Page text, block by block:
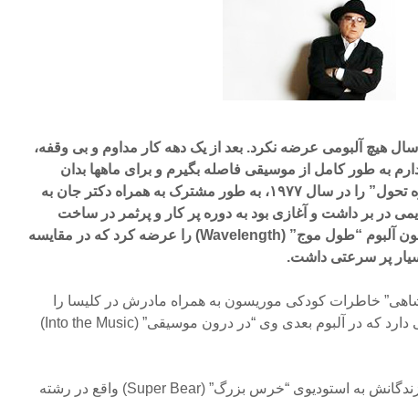
هیچ آلبومی عرضه نکرد. بعد از یک دهه کار مداوم و بی وقفه،
به طور کامل از موسیقی فاصله بگیرم و برای ماهها بدان
گوش نیز نسپارم.” آلبوم “دوره تحول” را در سال ۱۹۷۷، به طور مشترک به همراه دکتر جان به
در بر داشت و آغازی بود به دوره پر کار و پرثمر در ساخت
موسیقی. یک سال بعد، موریسون آلبوم “طول موج” (Wavelength) را عرضه کرد که در مقایسه
پر سرعتی داشت.
خاطرات کودکی موریسون به همراه مادرش در کلیسا را
بیان می کند و زمینه ای مذهبی دارد که در آلبوم بعدی وی “در درون موسیقی” (Into the Music)
در سال ۱۹۸۰ موریسون و نوازندگانش به استودیوی “خرس بزرگ” (Super Bear) واقع در رشته